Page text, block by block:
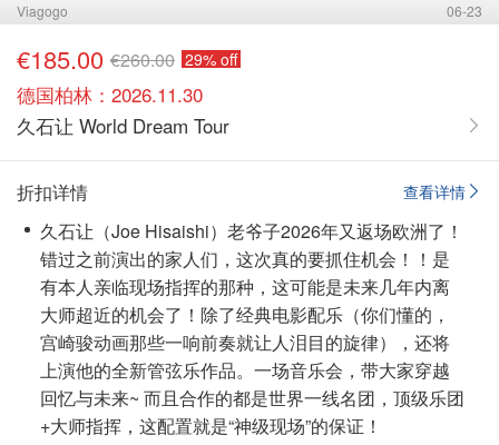
Viagogo 06-23
€185.00 €260.00 29% off
德国柏林：2026.11.30
久石让 World Dream Tour
查看详情
折扣详情
久石让（Joe Hisaishi）老爷子2026年又返场欧洲了！
错过之前演出的家人们，这次真的要抓住机会！！是
有本人亲临现场指挥的那种，这可能是未来几年内离
大师超近的机会了！除了经典电影配乐（你们懂的，
宫崎骏动画那些一响前奏就让人泪目的旋律），还将
上演他的全新管弦乐作品。一场音乐会，带大家穿越
回忆与未来~ 而且合作的都是世界一线名团，顶级乐团
+大师指挥，这配置就是“神级现场”的保证！